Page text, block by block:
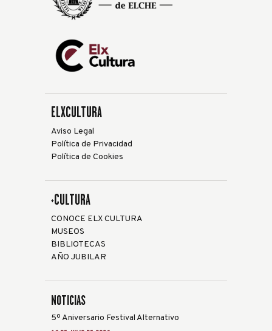
ELXCULTURA
Aviso Legal
Política de Privacidad
Política de Cookies
+CULTURA
CONOCE ELX CULTURA
MUSEOS
BIBLIOTECAS
AÑO JUBILAR
NOTICIAS
5º Aniversario Festival Alternativo